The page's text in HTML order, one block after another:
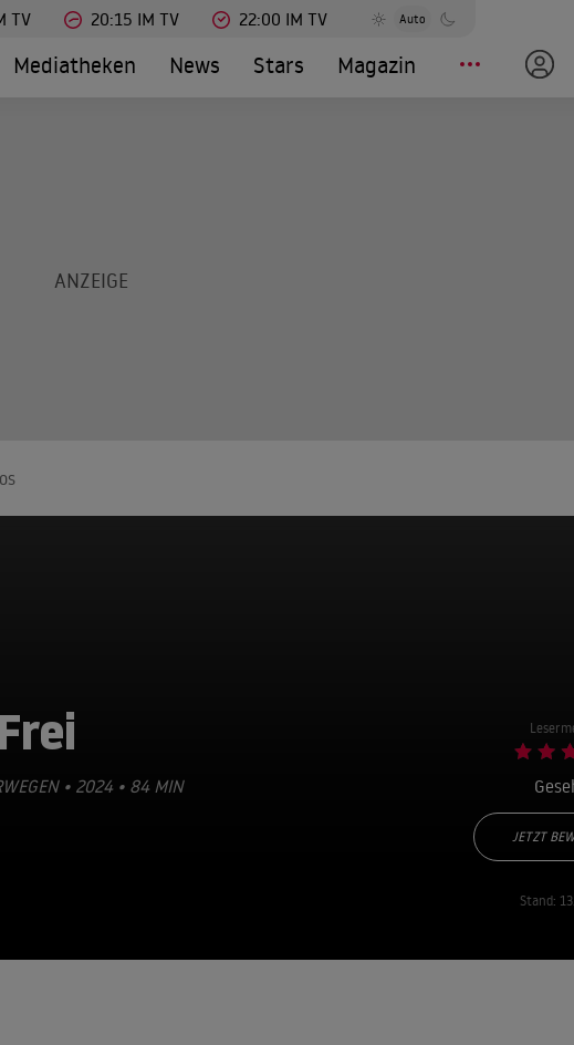
TV 20:15 IM TV 22:00 IM TV Auto
Mediatheken News Stars Magazin
• 2024 • 84 MIN
JETZT
Stand: